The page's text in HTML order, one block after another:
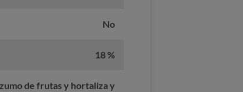
No
18 %
de frutas y hortaliza y